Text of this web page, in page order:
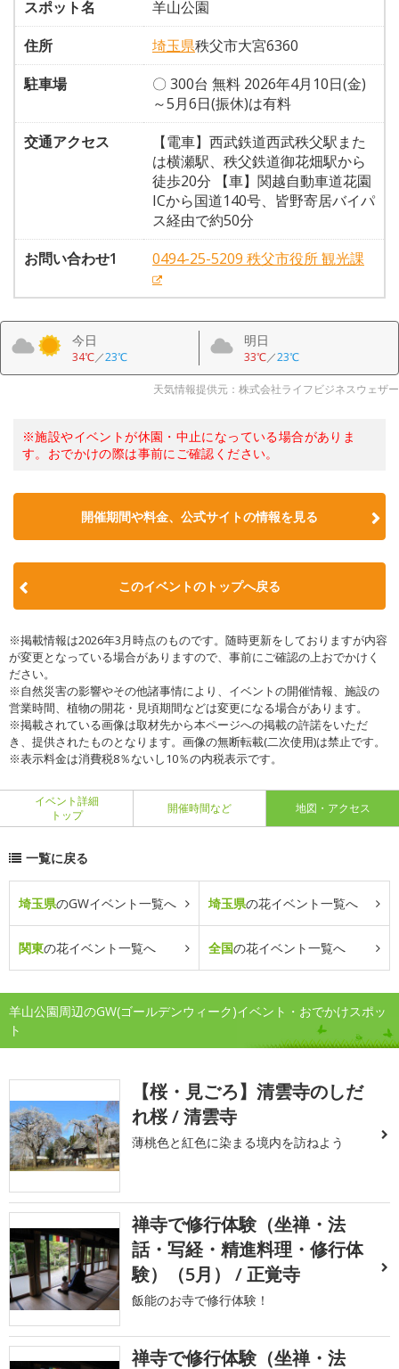
スポット名
羊山公園
住所
埼玉県秩父市大宮6360
駐車場
〇 300台 無料 2026年4月10日(金)
～5月6日(振休)は有料
交通アクセス
【電車】西武鉄道西武秩父駅また
は横瀬駅、秩父鉄道御花畑駅から
徒歩20分 【車】関越自動車道花園
ICから国道140号、皆野寄居バイパ
ス経由で約50分
お問い合わせ1
0494-25-5209 秩父市役所 観光課
今日
34℃／23℃
明日
33℃／23℃
天気情報提供元：株式会社ライフビジネスウェザー
※施設やイベントが休園・中止になっている場合がありま
す。おでかけの際は事前にご確認ください。
開催期間や料金、公式サイトの情報を見る
このイベントのトップへ戻る
※掲載情報は2026年3月時点のものです。随時更新をしておりますが内容
が変更となっている場合がありますので、事前にご確認の上おでかけく
ださい。
※自然災害の影響やその他諸事情により、イベントの開催情報、施設の
営業時間、植物の開花・見頃期間などは変更になる場合があります。
※掲載されている画像は取材先から本ページへの掲載の許諾をいただ
き、提供されたものとなります。画像の無断転載(二次使用)は禁止です。
※表示料金は消費税8％ないし10％の内税表示です。
イベント詳細
トップ
開催時間など 地図・アクセス
一覧に戻る
埼玉県のGWイベント一覧へ 埼玉県の花イベント一覧へ
関東の花イベント一覧へ 全国の花イベント一覧へ
羊山公園周辺のGW(ゴールデンウィーク)イベント・おでかけスポッ
ト
【桜・見ごろ】清雲寺のしだ
れ桜 / 清雲寺
薄桃色と紅色に染まる境内を訪ねよう
禅寺で修行体験（坐禅・法
話・写経・精進料理・修行体
験）（5月） / 正覚寺
飯能のお寺で修行体験！
禅寺で修行体験（坐禅・法